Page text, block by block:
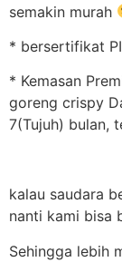
semakin murah
* bersertifikat
* Kemasan
goreng crispy
7(Tujuh) bulan,
kalau saudara
nanti kami bisa
Sehingga lebih